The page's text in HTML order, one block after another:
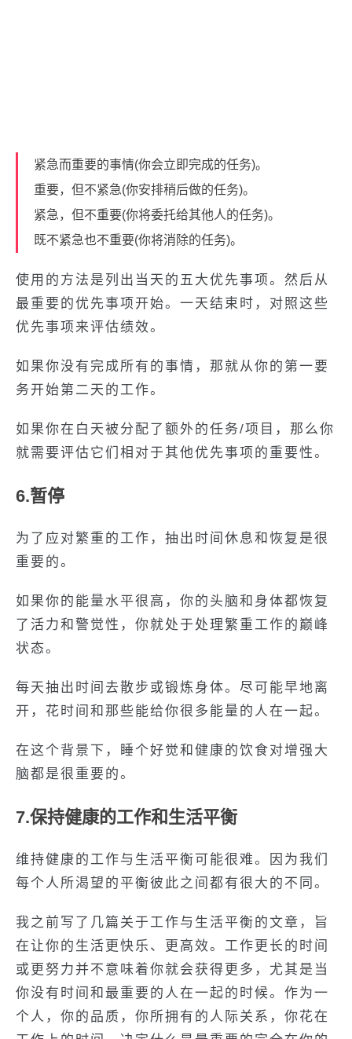
紧急而重要的事情(你会立即完成的任务)。
重要，但不紧急(你安排稍后做的任务)。
紧急，但不重要(你将委托给其他人的任务)。
既不紧急也不重要(你将消除的任务)。
使用的方法是列出当天的五大优先事项。然后从
最重要的优先事项开始。一天结束时，对照这些
优先事项来评估绩效。
如果你没有完成所有的事情，那就从你的第一要
务开始第二天的工作。
如果你在白天被分配了额外的任务/项目，那么你
就需要评估它们相对于其他优先事项的重要性。
6.暂停
为了应对繁重的工作，抽出时间休息和恢复是很
重要的。
如果你的能量水平很高，你的头脑和身体都恢复
了活力和警觉性，你就处于处理繁重工作的巅峰
状态。
每天抽出时间去散步或锻炼身体。尽可能早地离
开，花时间和那些能给你很多能量的人在一起。
在这个背景下，睡个好觉和健康的饮食对增强大
脑都是很重要的。
7.保持健康的工作和生活平衡
维持健康的工作与生活平衡可能很难。因为我们
每个人所渴望的平衡彼此之间都有很大的不同。
我之前写了几篇关于工作与生活平衡的文章，旨
在让你的生活更快乐、更高效。工作更长的时间
或更努力并不意味着你就会获得更多，尤其是当
你没有时间和最重要的人在一起的时候。作为一
个人，你的品质，你所拥有的人际关系，你花在